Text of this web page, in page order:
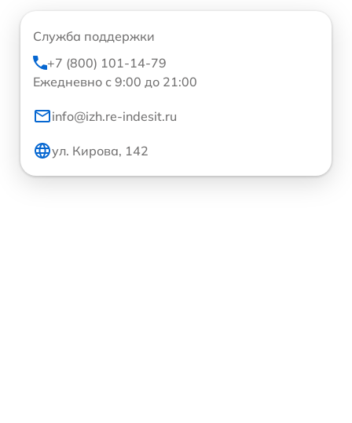
Служба поддержки
+7 (800) 101-14-79
Ежедневно с 9:00 до 21:00
info@izh.re-indesit.ru
ул. Кирова, 142